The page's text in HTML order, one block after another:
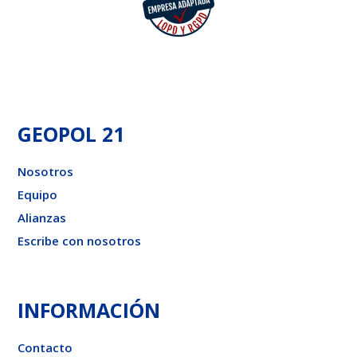
GEOPOL 21
Nosotros
Equipo
Alianzas
Escribe con nosotros
INFORMACIÓN
Contacto